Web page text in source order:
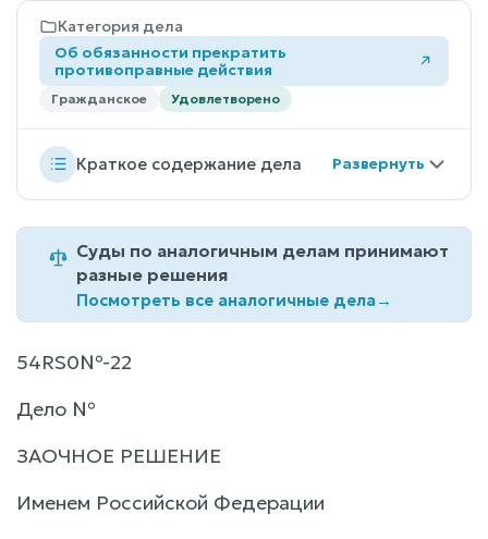
Категория дела
Об обязанности прекратить
противоправные действия
Гражданское Удовлетворено
Краткое содержание дела
Суды по аналогичным делам принимают
разные решения
Посмотреть все аналогичные дела→
54RS0№-22
Дело №
ЗАОЧНОЕ РЕШЕНИЕ
Именем Российской Федерации